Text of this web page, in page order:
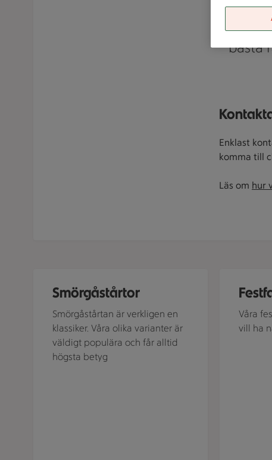
Vår
bästa
Enklast
komma till
Läs om hur
Smörgåstårtor
Smörgåstårtan är verkligen en
klassiker. Våra olika varianter är
väldigt populära och får alltid
högsta betyg
Våra
vill ha